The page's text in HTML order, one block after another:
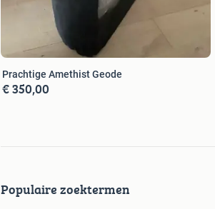
Prachtige Amethist Geode
€ 350,00
Populaire zoektermen